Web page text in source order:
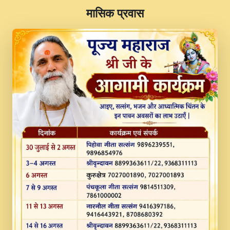
JINU SATGURU AAP BULAVE by Rasik
Pawan ji 20-11-19 Sankirtan At VEER JI
PRABHU KUTEER CHANNEL.mp3
Kina Sohna Tera Bhawan Sajaya Mata
Vaishno Devi Aarti Mata Rani Bhajan By
Lakhwinder Wadali Ji.mp3
MERE MANN VICH KANTH KALER
NEW PUNAJBI DEVOTIONAL SONG 2017
FULL VIDEO HD.mp3
Na To Roop Hai Bindu Ji Maharaj Pad - A
Divine Bhajan by Shri Indresh Ji
#BhaktiPath.mp3
Radha Rani Ki Kirpa Best Devotional
Song By Chitra Vichitra.mp3
​मासिक प्रवास